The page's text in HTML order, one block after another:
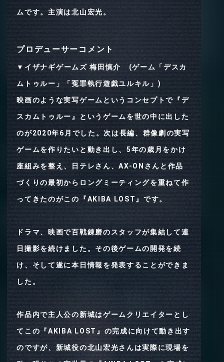
ムです。主演は北山宏光。
プロデューサーコメント
▼ イザナギゲームズ 梅田慎介 (ゲーム「デスカ
ムトゥルー」「冤罪執行遊戯ユルキル」)
映画のような実写ゲームというコンセプトで『デ
スカムトゥルー』というゲームを世の中に出した
のが2020年6月でした。次は長編、群像劇の実写
ゲームを作りたいと動き出し、5年の歳月をかけ
座組みを整え、日テレさん、AX-ONさんと作品
づくりの最初からロングミーティングを重ねて作
ってきたのがこの『AKIBA LOST』です。
ドラマ、映画で百戦錬磨のスタッフが集結して連
日撮影を続けました。その後ゲームの開発を続
け、そして遂に本日情報を発表することができま
した。
作品内で主人公の新城はゲームクリエイターとし
てこの『AKIBA LOST』の完成に向けて動き出す
のですが、新城役の北山宏光さんは実際に現場を